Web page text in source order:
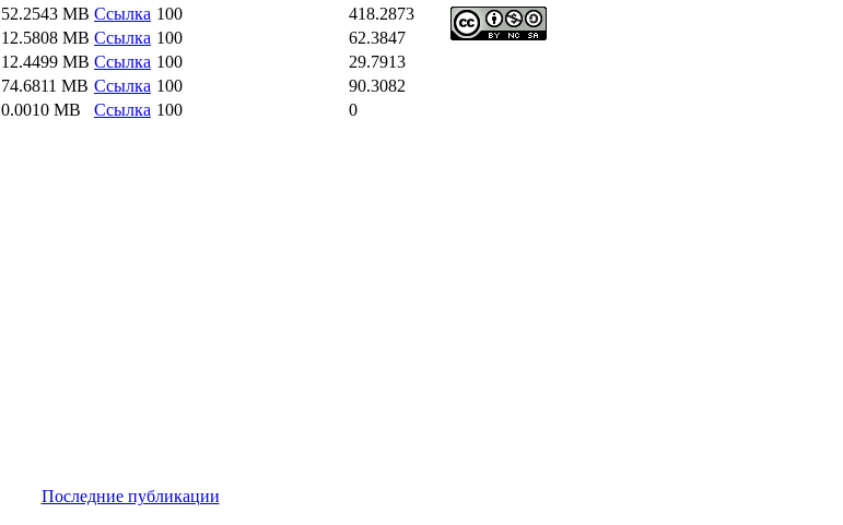
52.2543 MB Ссылка 100
418.2873
12.5808 MB Ссылка 100
62.3847
12.4499 MB Ссылка 100
29.7913
74.6811 MB Ссылка 100
90.3082
0.0010 MB Ссылка 100 0
Последние публикации